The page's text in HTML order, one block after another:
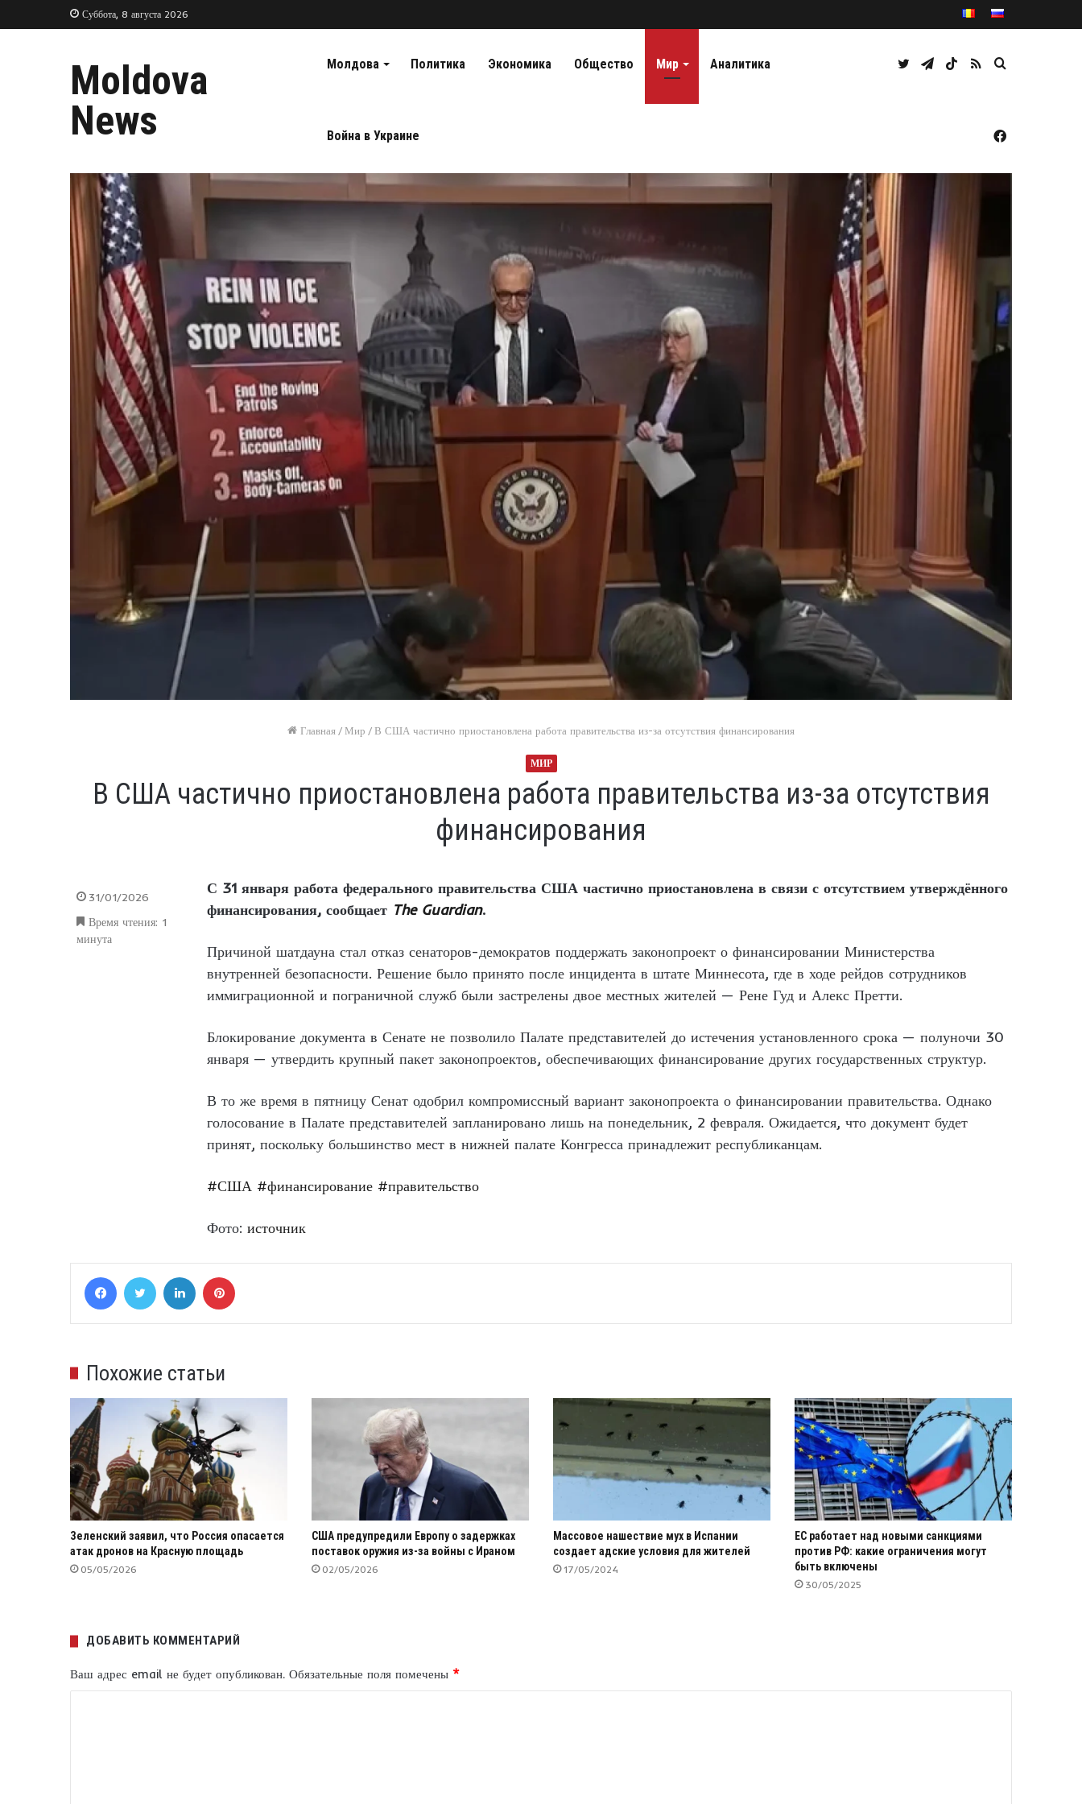
Суббота, 8 августа 2026
Moldova
News
Молдова Политика Экономика Общество Мир Аналитика
Война в Украине
Caută
RSS
TikTok
Telegram
Twitter
Facebook
Главная /Мир /В США частично приостановлена работа правительства из-за отсутствия финансирования
МИР
В США частично приостановлена работа правительства из-за отсутствия
финансирования
С 31 января работа федерального правительства США частично приостановлена в связи с отсутствием утверждённого
финансирования, сообщает The Guardian.
Причиной шатдауна стал отказ сенаторов-демократов поддержать законопроект о финансировании Министерства
внутренней безопасности. Решение было принято после инцидента в штате Миннесота, где в ходе рейдов сотрудников
иммиграционной и пограничной служб были застрелены двое местных жителей — Рене Гуд и Алекс Претти.
Блокирование документа в Сенате не позволило Палате представителей до истечения установленного срока — полуночи 30
января — утвердить крупный пакет законопроектов, обеспечивающих финансирование других государственных структур.
В то же время в пятницу Сенат одобрил компромиссный вариант законопроекта о финансировании правительства. Однако
голосование в Палате представителей запланировано лишь на понедельник, 2 февраля. Ожидается, что документ будет
принят, поскольку большинство мест в нижней палате Конгресса принадлежит республиканцам.
#США #финансирование #правительство
Фото: источник
31/01/2026
Время чтения: 1
минута
FacebookTwitter LinkedIn
Похожие статьи
Зеленский заявил, что Россия опасается
атак дронов на Красную площадь
05/05/2026
США предупредили Европу о задержках
поставок оружия из-за войны с Ираном
02/05/2026
Массовое нашествие мух в Испании
создает адские условия для жителей
17/05/2024
ЕС работает над новыми санкциями
против РФ: какие ограничения могут
быть включены
30/05/2025
ДОБАВИТЬ КОММЕНТАРИЙ
Ваш адрес email не будет опубликован. Обязательные поля помечены *